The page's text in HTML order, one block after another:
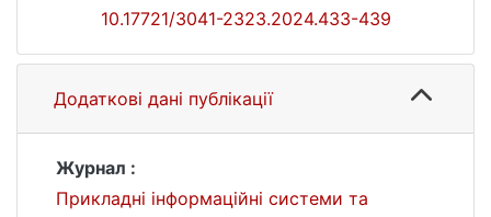
10.17721/3041-2323.2024.433-439
Додаткові дані публікації
Журнал :
Прикладні інформаційні системи та